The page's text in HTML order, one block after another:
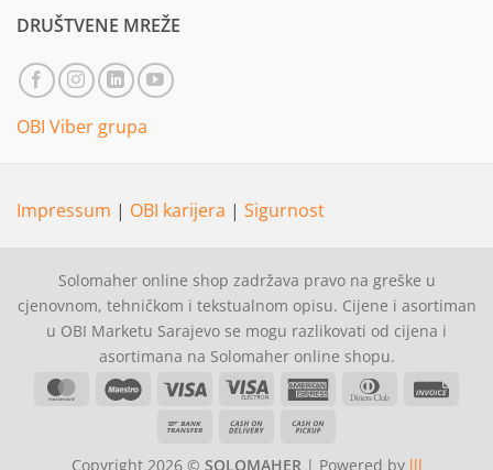
DRUŠTVENE MREŽE
OBI Viber grupa
Impressum | OBI karijera | Sigurnost
Solomaher online shop zadržava pravo na greške u
cjenovnom, tehničkom i tekstualnom opisu. Cijene i asortiman
u OBI Marketu Sarajevo se mogu razlikovati od cijena i
asortimana na Solomaher online shopu.
MasterCardMaestro Visa
Visa
American Dinners
Bank
Cash
Copyright 2026 © SOLOMAHER | Powered by lll